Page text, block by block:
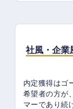
社風・企業
内定獲得はゴ
希望者の方が
マーであり続